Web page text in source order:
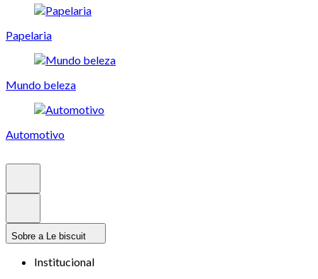
Papelaria
Mundo beleza
Automotivo
Sobre a Le biscuit
Institucional